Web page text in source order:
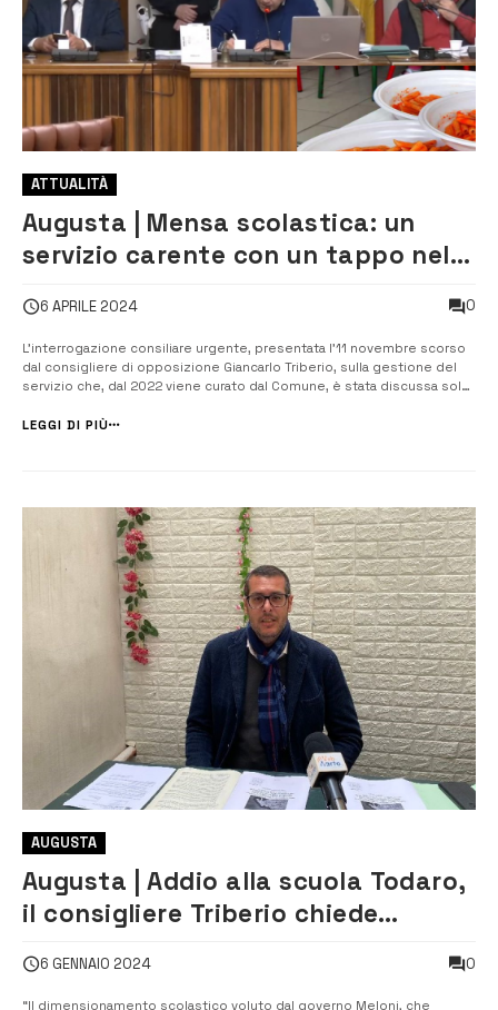
ATTUALITÀ
Augusta | Mensa scolastica: un
servizio carente con un tappo nel
6 APRILE 2024 0
L’interrogazione consiliare urgente, presentata l’11 novembre scorso
dal consigliere di opposizione Giancarlo Triberio, sulla gestione del
servizio che, dal 2022 viene curato dal Comune, è stata discussa solo
mesi si è parlato della mia interrogazione, con la quale ho ...
LEGGI DI PIÙ
AUGUSTA
Augusta | Addio alla scuola Todaro,
il consigliere Triberio chiede
6 GENNAIO 2024 0
“Il dimensionamento scolastico voluto dal governo Meloni, che